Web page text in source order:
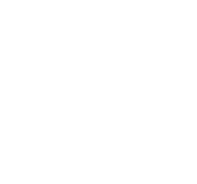
this website, you accept that